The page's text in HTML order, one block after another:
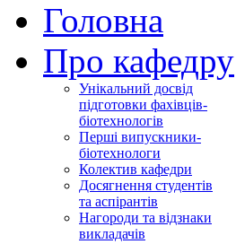
Головна
Про кафедру
Унікальний досвід
підготовки фахівців-
біотехнологів
Перші випускники-
біотехнологи
Колектив кафедри
Досягнення студентів
та аспірантів
Нагороди та відзнаки
викладачів